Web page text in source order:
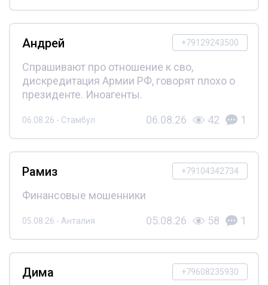
+79129243500
Андрей
Спрашивают про отношение к сво,
дискредитация Армии РФ, говорят плохо о
президенте. Иноагенты.
06.08.26 - Стамбул 06.08.26 42 1
+79104342734
Рамиз
Финансовые мошенники
05.08.26 - Анталия 05.08.26 58 1
+79608235930
Дима